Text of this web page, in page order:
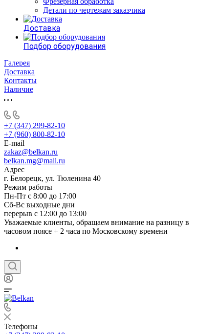
Детали по чертежам заказчика
Доставка
Подбор оборудования
Галерея
Доставка
Контакты
Наличие
+7 (347) 299-82-10
+7 (960) 800-82-10
E-mail
zakaz@belkan.ru
belkan.mg@mail.ru
Адрес
г. Белорецк, ул. Тюленина 40
Режим работы
Пн-Пт с 8:00 до 17:00
Сб-Вс выходные дни
перерыв с 12:00 до 13:00
Уважаемые клиенты, обращаем внимание на разницу в
часовом поясе + 2 часа по Московскому времени
Телефоны